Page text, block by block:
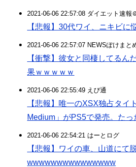
2021-06-06 22:57:08 ダイエット速報
【悲報】30代ワイ、ニキビに
2021-06-06 22:57:07 NEWSぽけまと
【衝撃】彼女と同棲してるん
果ｗｗｗｗｗ
2021-06-06 22:55:49 えび通
【悲報】唯一のXSX独占タイ
Medium」がPS5で発売。た
2021-06-06 22:54:21 はーとログ
【悲報】ワイの車、山道にて
wwwwwwwwwwwwwww